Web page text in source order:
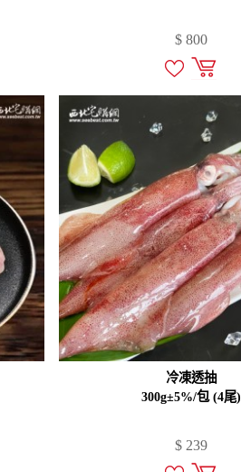
$ 800
冷凍透抽
300g±5%/包 (4尾)
$ 239